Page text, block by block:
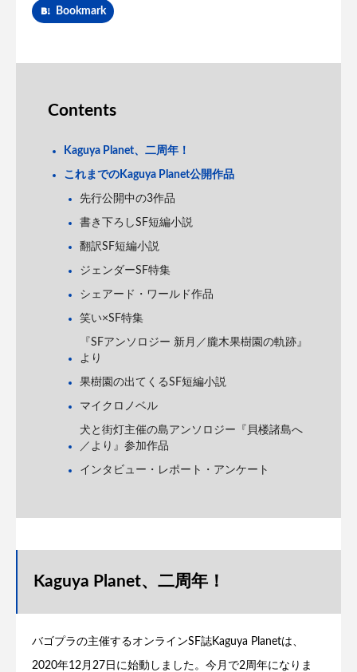
Bookmark
Contents
Kaguya Planet、二周年！
これまでのKaguya Planet公開作品
先行公開中の3作品
書き下ろしSF短編小説
翻訳SF短編小説
ジェンダーSF特集
シェアード・ワールド作品
笑い×SF特集
『SFアンソロジー 新月／朧木果樹園の軌跡』
より
果樹園の出てくるSF短編小説
マイクロノベル
犬と街灯主催の島アンソロジー『貝楼諸島へ
／より』参加作品
インタビュー・レポート・アンケート
Kaguya Planet、二周年！
バゴプラの主催するオンラインSF誌Kaguya Planetは、
2020年12月27日に始動しました。今月で2周年になりま